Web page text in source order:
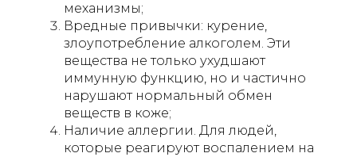
механизмы;
Вредные привычки: курение,
злоупотребление алкоголем. Эти
вещества не только ухудшают
иммунную функцию, но и частично
нарушают нормальный обмен
веществ в коже;
Наличие аллергии. Для людей,
которые реагируют воспалением на